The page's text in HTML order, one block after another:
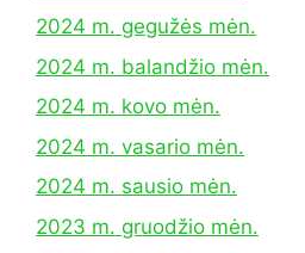
2024 m. gegužės mėn.
2024 m. balandžio mėn.
2024 m. kovo mėn.
2024 m. vasario mėn.
2024 m. sausio mėn.
2023 m. gruodžio mėn.